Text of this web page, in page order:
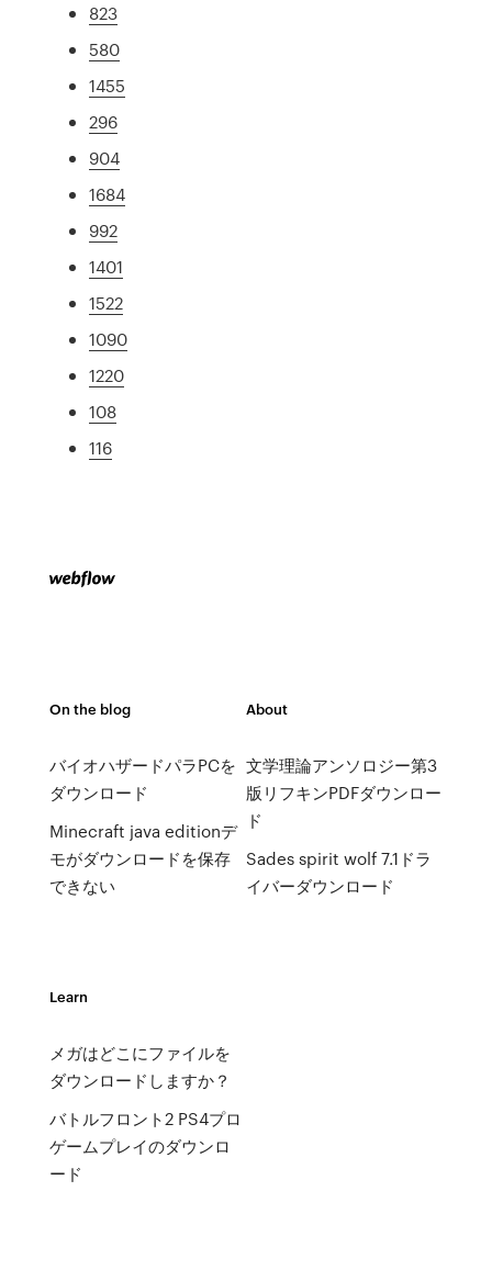
823
580
1455
296
904
1684
992
1401
1522
1090
1220
108
116
On the blog
バイオハザードパラPCを
ダウンロード
Minecraft java editionデ
モがダウンロードを保存
できない
About
文学理論アンソロジー第3
版リフキンPDFダウンロー
ド
Sades spirit wolf 7.1ドラ
イバーダウンロード
Learn
メガはどこにファイルを
ダウンロードしますか？
バトルフロント2 PS4プロ
ゲームプレイのダウンロ
ード